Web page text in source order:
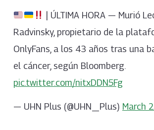
| ÚLTIMA HORA — Murió
Radvinsky, propietario de la
OnlyFans, a los 43 años tras una
el cáncer, según Bloomberg.
pic.twitter.com/nitxDDN5Fg
— UHN Plus (@UHN_Plus) March